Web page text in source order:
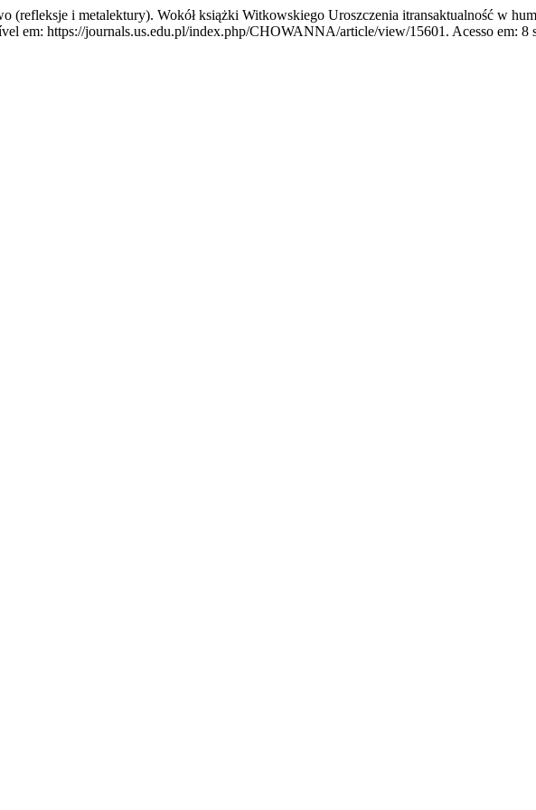
i metalektury). Wokół książki Witkowskiego Uroszczenia itransaktualność w
em: https://journals.us.edu.pl/index.php/CHOWANNA/article/view/15601. Acesso em: 8